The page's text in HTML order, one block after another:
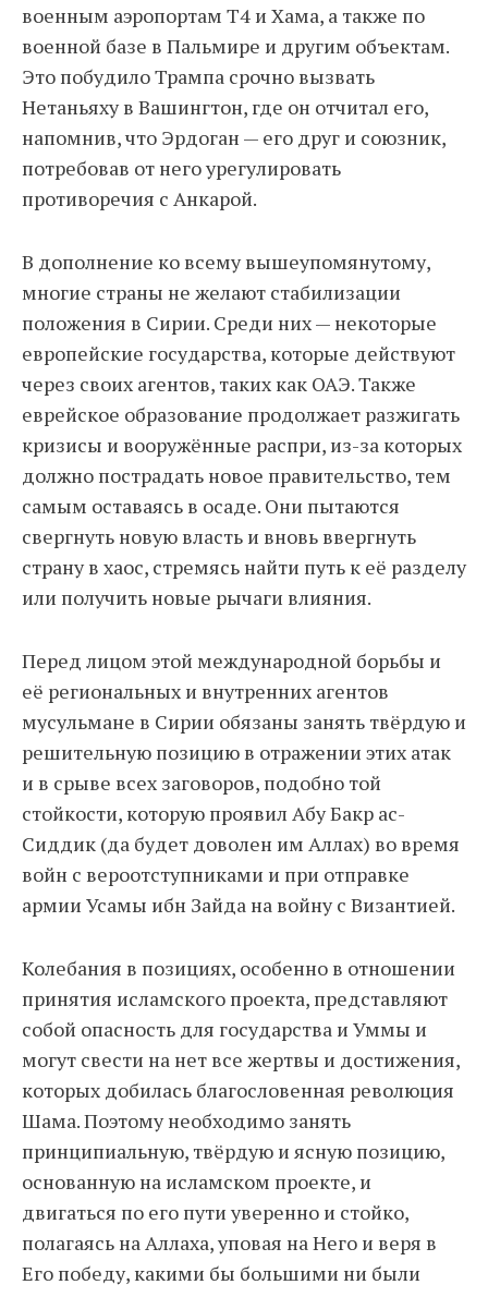
военным аэропортам T4 и Хама, а также по
военной базе в Пальмире и другим объектам.
Это побудило Трампа срочно вызвать
Нетаньяху в Вашингтон, где он отчитал его,
напомнив, что Эрдоган — его друг и союзник,
потребовав от него урегулировать
противоречия с Анкарой.
В дополнение ко всему вышеупомянутому,
многие страны не желают стабилизации
положения в Сирии. Среди них — некоторые
европейские государства, которые действуют
через своих агентов, таких как ОАЭ. Также
еврейское образование продолжает разжигать
кризисы и вооружённые распри, из-за которых
должно пострадать новое правительство, тем
самым оставаясь в осаде. Они пытаются
свергнуть новую власть и вновь ввергнуть
страну в хаос, стремясь найти путь к её разделу
или получить новые рычаги влияния.
Перед лицом этой международной борьбы и
её региональных и внутренних агентов
мусульмане в Сирии обязаны занять твёрдую и
решительную позицию в отражении этих атак
и в срыве всех заговоров, подобно той
стойкости, которую проявил Абу Бакр ас-
Сиддик (да будет доволен им Аллах) во время
войн с вероотступниками и при отправке
армии Усамы ибн Зайда на войну с Византией.
Колебания в позициях, особенно в отношении
принятия исламского проекта, представляют
собой опасность для государства и Уммы и
могут свести на нет все жертвы и достижения,
которых добилась благословенная революция
Шама. Поэтому необходимо занять
принципиальную, твёрдую и ясную позицию,
основанную на исламском проекте, и
двигаться по его пути уверенно и стойко,
полагаясь на Аллаха, уповая на Него и веря в
Его победу, какими бы большими ни были